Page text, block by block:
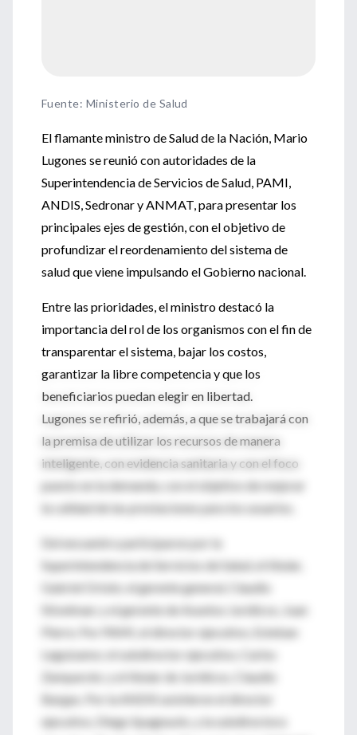
Fuente: Ministerio de Salud
El flamante ministro de Salud de la Nación, Mario
Lugones se reunió con autoridades de la
Superintendencia de Servicios de Salud, PAMI,
ANDIS, Sedronar y ANMAT, para presentar los
principales ejes de gestión, con el objetivo de
profundizar el reordenamiento del sistema de
salud que viene impulsando el Gobierno nacional.
Entre las prioridades, el ministro destacó la
importancia del rol de los organismos con el fin de
transparentar el sistema, bajar los costos,
garantizar la libre competencia y que los
beneficiarios puedan elegir en libertad.
Lugones se refirió, además, a que se trabajará con
la premisa de utilizar los recursos de manera
inteligente, con evidencia sanitaria y con el foco
puesto en la demanda, con el objetivo de mejorar
la calidad de las prestaciones para los usuarios.
Del encuentro participaron por la
Superintendencia de Servicios de Salud, el titular,
Gabriel Oriolo; el gerente general, Claudio
Stivelman; y el gerente de Asuntos Jurídicos, Juan
Pierre. Por PAMI, el director ejecutivo, Esteban
Leguizamo; el subdirector ejecutivo, Carlos
Zamparolo; y el titular de Jurídicos, Claudio
Bargas. Por la ANDIS asistieron el director
ejecutivo, Diego Spagnuolo, y la subdirectora